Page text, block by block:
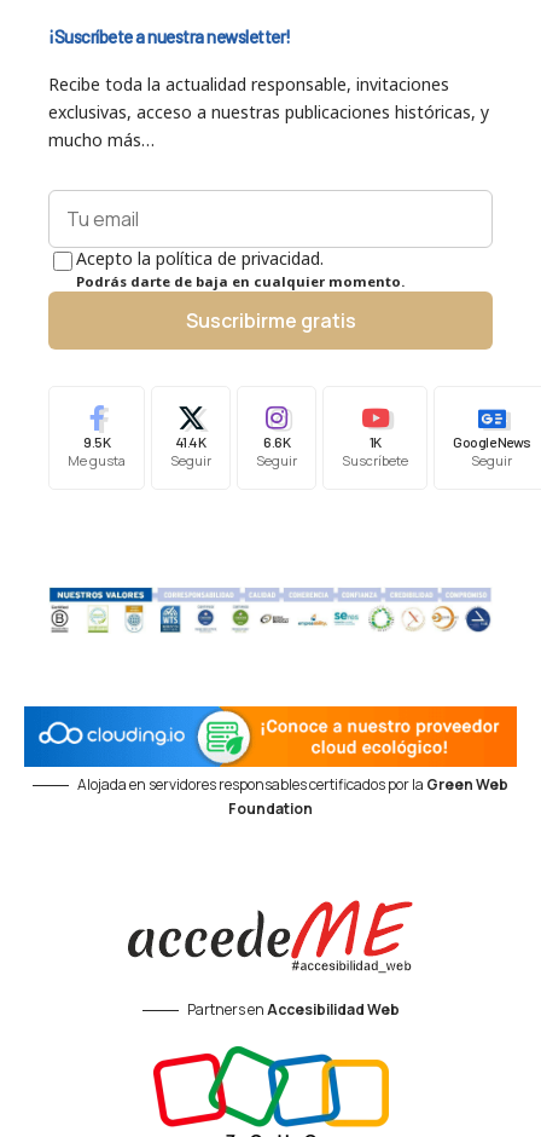
¡Suscríbete a nuestra newsletter!
Recibe toda la actualidad responsable, invitaciones
exclusivas, acceso a nuestras publicaciones históricas, y
mucho más…
Acepto la política de privacidad.
Podrás darte de baja en cualquier momento.
Suscribirme gratis
9.5K
Me gusta
41.4K
Seguir
6.6K
Seguir
1K
Suscríbete
Google News
Seguir
Alojada en servidores responsables certificados por la Green Web
Foundation
Partners enAccesibilidad Web